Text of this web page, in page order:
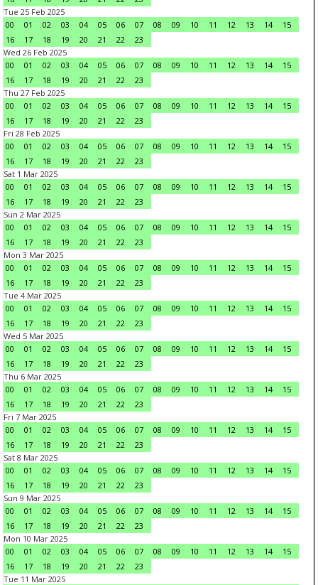
Tue 25 Feb 2025
00
01 02 03 04 05 06 07 08 09 10 11 12 13 14
15
16
17 18 19 20 21 22
23
Wed 26 Feb 2025
00
01 02 03 04 05 06 07 08 09 10 11 12 13 14
15
16
17 18 19 20 21 22
23
Thu 27 Feb 2025
00
01 02 03 04 05 06 07 08 09 10 11 12 13 14
15
16
17 18 19 20 21 22
23
Fri 28 Feb 2025
00
01 02 03 04 05 06 07 08 09 10 11 12 13 14
15
16
17 18 19 20 21 22
23
Sat 1 Mar 2025
00
01 02 03 04 05 06 07 08 09 10 11 12 13 14
15
16
17 18 19 20 21 22
23
Sun 2 Mar 2025
00
01 02 03 04 05 06 07 08 09 10 11 12 13 14
15
16
17 18 19 20 21 22
23
Mon 3 Mar 2025
00
01 02 03 04 05 06 07 08 09 10 11 12 13 14
15
16
17 18 19 20 21 22
23
Tue 4 Mar 2025
00
01 02 03 04 05 06 07 08 09 10 11 12 13 14
15
16
17 18 19 20 21 22
23
Wed 5 Mar 2025
00
01 02 03 04 05 06 07 08 09 10 11 12 13 14
15
16
17 18 19 20 21 22
23
Thu 6 Mar 2025
00
01 02 03 04 05 06 07 08 09 10 11 12 13 14
15
16
17 18 19 20 21 22
23
Fri 7 Mar 2025
00
01 02 03 04 05 06 07 08 09 10 11 12 13 14
15
16
17 18 19 20 21 22
23
Sat 8 Mar 2025
00
01 02 03 04 05 06 07 08 09 10 11 12 13 14
15
16
17 18 19 20 21 22
23
Sun 9 Mar 2025
00
01 02 03 04 05 06 07 08 09 10 11 12 13 14
15
16
17 18 19 20 21 22
23
Mon 10 Mar 2025
00
01 02 03 04 05 06 07 08 09 10 11 12 13 14
15
16
17 18 19 20 21 22
23
Tue 11 Mar 2025